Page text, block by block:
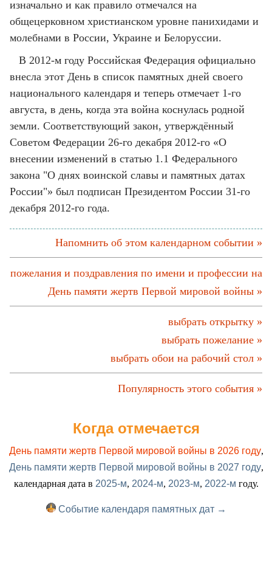
изначально и как правило отмечался на
общецерковном христианском уровне панихидами и
молебнами в России, Украине и Белоруссии.
В 2012-м году Российская Федерация официально
внесла этот День в список памятных дней своего
национального календаря и теперь отмечает 1-го
августа, в день, когда эта война коснулась родной
земли. Соответствующий закон, утверждённый
Советом Федерации 26-го декабря 2012-го «О
внесении изменений в статью 1.1 Федерального
закона "О днях воинской славы и памятных датах
России"» был подписан Президентом России 31-го
декабря 2012-го года.
Напомнить об этом календарном событии »
пожелания и поздравления по имени и профессии на
День памяти жертв Первой мировой войны »
выбрать открытку »
выбрать пожелание »
выбрать обои на рабочий стол »
Популярность этого события »
Когда отмечается
День памяти жертв Первой мировой войны в 2026 году,
День памяти жертв Первой мировой войны в 2027 году,
календарная дата в 2025-м, 2024-м, 2023-м, 2022-м году.
Событие календаря памятных дат →